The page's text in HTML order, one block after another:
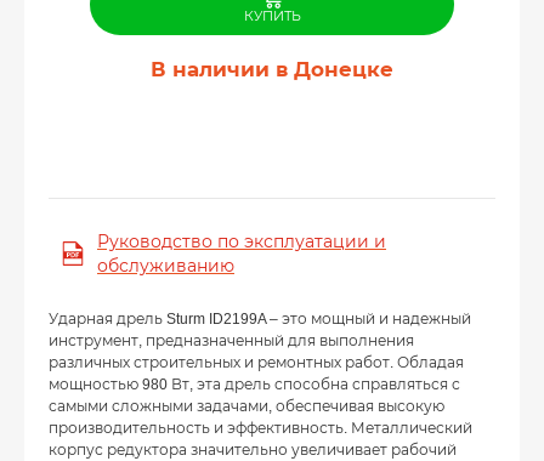
КУПИТЬ
В наличии в Донецке
Руководство по эксплуатации и
обслуживанию
Ударная дрель Sturm ID2199A – это мощный и надежный
инструмент, предназначенный для выполнения
различных строительных и ремонтных работ. Обладая
мощностью 980 Вт, эта дрель способна справляться с
самыми сложными задачами, обеспечивая высокую
производительность и эффективность. Металлический
корпус редуктора значительно увеличивает рабочий